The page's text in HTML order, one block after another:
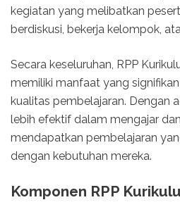
kegiatan yang melibatkan
berdiskusi, bekerja kelompok,
Secara keseluruhan, RPP
memiliki manfaat yang
kualitas pembelajaran. Dengan
lebih efektif dalam mengajar
mendapatkan pembelajaran
dengan kebutuhan mereka.
Komponen RPP